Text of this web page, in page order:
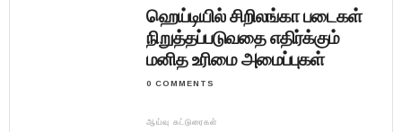
ஹெய்டியில் சிறிலங்கா படைகள்
நிறுத்தப்படுவதை எதிர்க்கும்
மனித உரிமை அமைப்புகள்
0 COMMENTS
ஆய்வு கட்டுரைகள்